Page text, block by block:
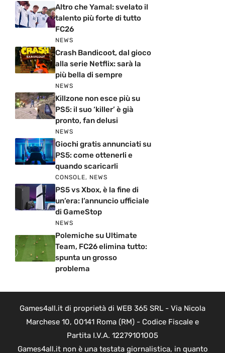
Altro che Yamal: svelato il
talento più forte di tutto
FC26
NEWS
Crash Bandicoot, dal gioco
alla serie Netflix: sarà la
più bella di sempre
NEWS
Killzone non esce più su
PS5: il suo ‘killer’ è già
pronto, fan delusi
NEWS
Giochi gratis annunciati su
PS5: come ottenerli e
quando scaricarli
CONSOLE, NEWS
PS5 vs Xbox, è la fine di
un’era: l’annuncio ufficiale
di GameStop
NEWS
Polemiche su Ultimate
Team, FC26 elimina tutto:
spunta un grosso
problema
Games4all.it di proprietà di WEB 365 SRL - Via Nicola
Marchese 10, 00141 Roma (RM) - Codice Fiscale e
Partita I.V.A. 12279101005
Games4all.it non è una testata giornalistica, in quanto